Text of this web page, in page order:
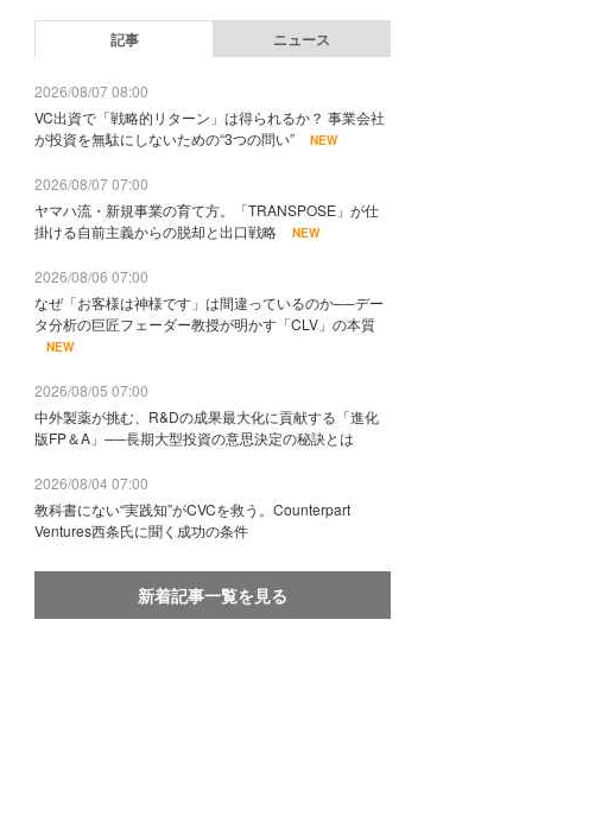
記事 ニュース
2026/08/07 08:00
VC出資で「戦略的リターン」は得られるか？ 事業会社
が投資を無駄にしないための“3つの問い”
NEW
2026/08/07 07:00
ヤマハ流・新規事業の育て方。「TRANSPOSE」が仕
掛ける自前主義からの脱却と出口戦略
NEW
2026/08/06 07:00
なぜ「お客様は神様です」は間違っているのか──デー
タ分析の巨匠フェーダー教授が明かす「CLV」の本質
NEW
2026/08/05 07:00
中外製薬が挑む、R&Dの成果最大化に貢献する「進化
版FP＆A」──長期大型投資の意思決定の秘訣とは
2026/08/04 07:00
教科書にない“実践知”がCVCを救う。Counterpart
Ventures西条氏に聞く成功の条件
新着記事一覧を見る